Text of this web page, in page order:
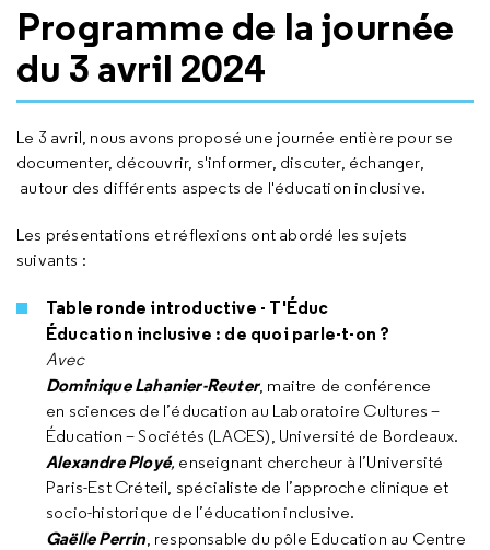
Programme de la journée
du 3 avril 2024
Le 3 avril, nous avons proposé une journée entière pour se
documenter, découvrir, s'informer, discuter, échanger,
autour des différents aspects de l'éducation inclusive.
Les présentations et réflexions ont abordé les sujets
suivants :
Table ronde introductive - T'Éduc
Éducation inclusive : de quoi parle-t-on ?
Avec
Dominique Lahanier-Reuter, maitre de conférence
en sciences de l’éducation au Laboratoire Cultures –
Éducation – Sociétés (LACES), Université de Bordeaux.
Alexandre Ployé, enseignant chercheur à l’Université
Paris-Est Créteil, spécialiste de l’approche clinique et
socio-historique de l’éducation inclusive.
Gaëlle Perrin, responsable du pôle Education au Centre